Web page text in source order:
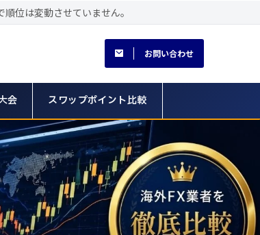
位は変動させていません。
お問い合わせ
会 スワップポイント比較